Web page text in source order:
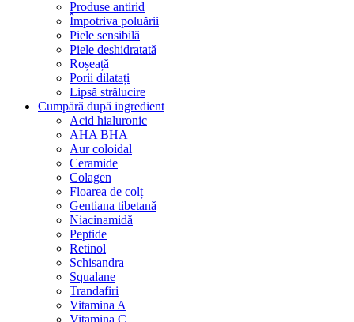
Produse antirid
Împotriva poluării
Piele sensibilă
Piele deshidratată
Roșeață
Porii dilatați
Lipsă strălucire
Cumpără după ingredient
Acid hialuronic
AHA BHA
Aur coloidal
Ceramide
Colagen
Floarea de colț
Gentiana tibetană
Niacinamidă
Peptide
Retinol
Schisandra
Squalane
Trandafiri
Vitamina A
Vitamina C